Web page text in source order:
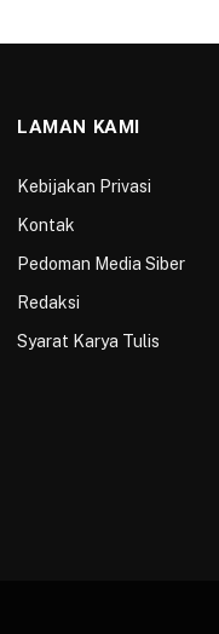
LAMAN KAMI
Kebijakan Privasi
Kontak
Pedoman Media Siber
Redaksi
Syarat Karya Tulis